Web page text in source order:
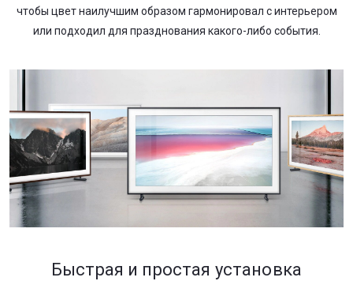
чтобы цвет наилучшим образом гармонировал с интерьером
или подходил для празднования какого-либо события.
Быстрая и простая установка